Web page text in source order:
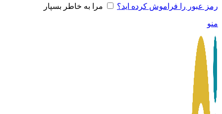
رمز عبور را فراموش کرده اید؟ مرا به خاطر بسپار
منو